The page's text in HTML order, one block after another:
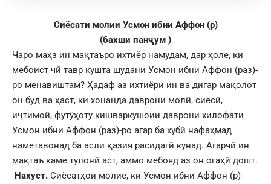
Сиёсати молии Усмон ибни Аффон (р)
(бахши панҷум )
Чаро маҳз ин мақтаъро ихтиёр намудам, дар ҳоле, ки
мебоист чӣ тавр кушта шудани Усмон ибни Аффон (раз)-
ро менавиштам? Ҳадаф аз ихтиёри ин ва дигар мақолот
он буд ва ҳаст, ки хонанда даврони молӣ, сиёсӣ,
иҷтимоӣ, футӯҳоту кишваркушоии даврони хилофати
Усмон ибни Аффон (раз)-ро агар ба хубӣ нафаҳмад
наметавонад ба асли қазия расидагӣ кунад. Агарчӣ ин
мақтаъ каме тулонӣ аст, аммо мебояд аз он огаҳӣ дошт.
Нахуст. Сиёсатҳои молие, ки Усмон ибни Аффон (р)